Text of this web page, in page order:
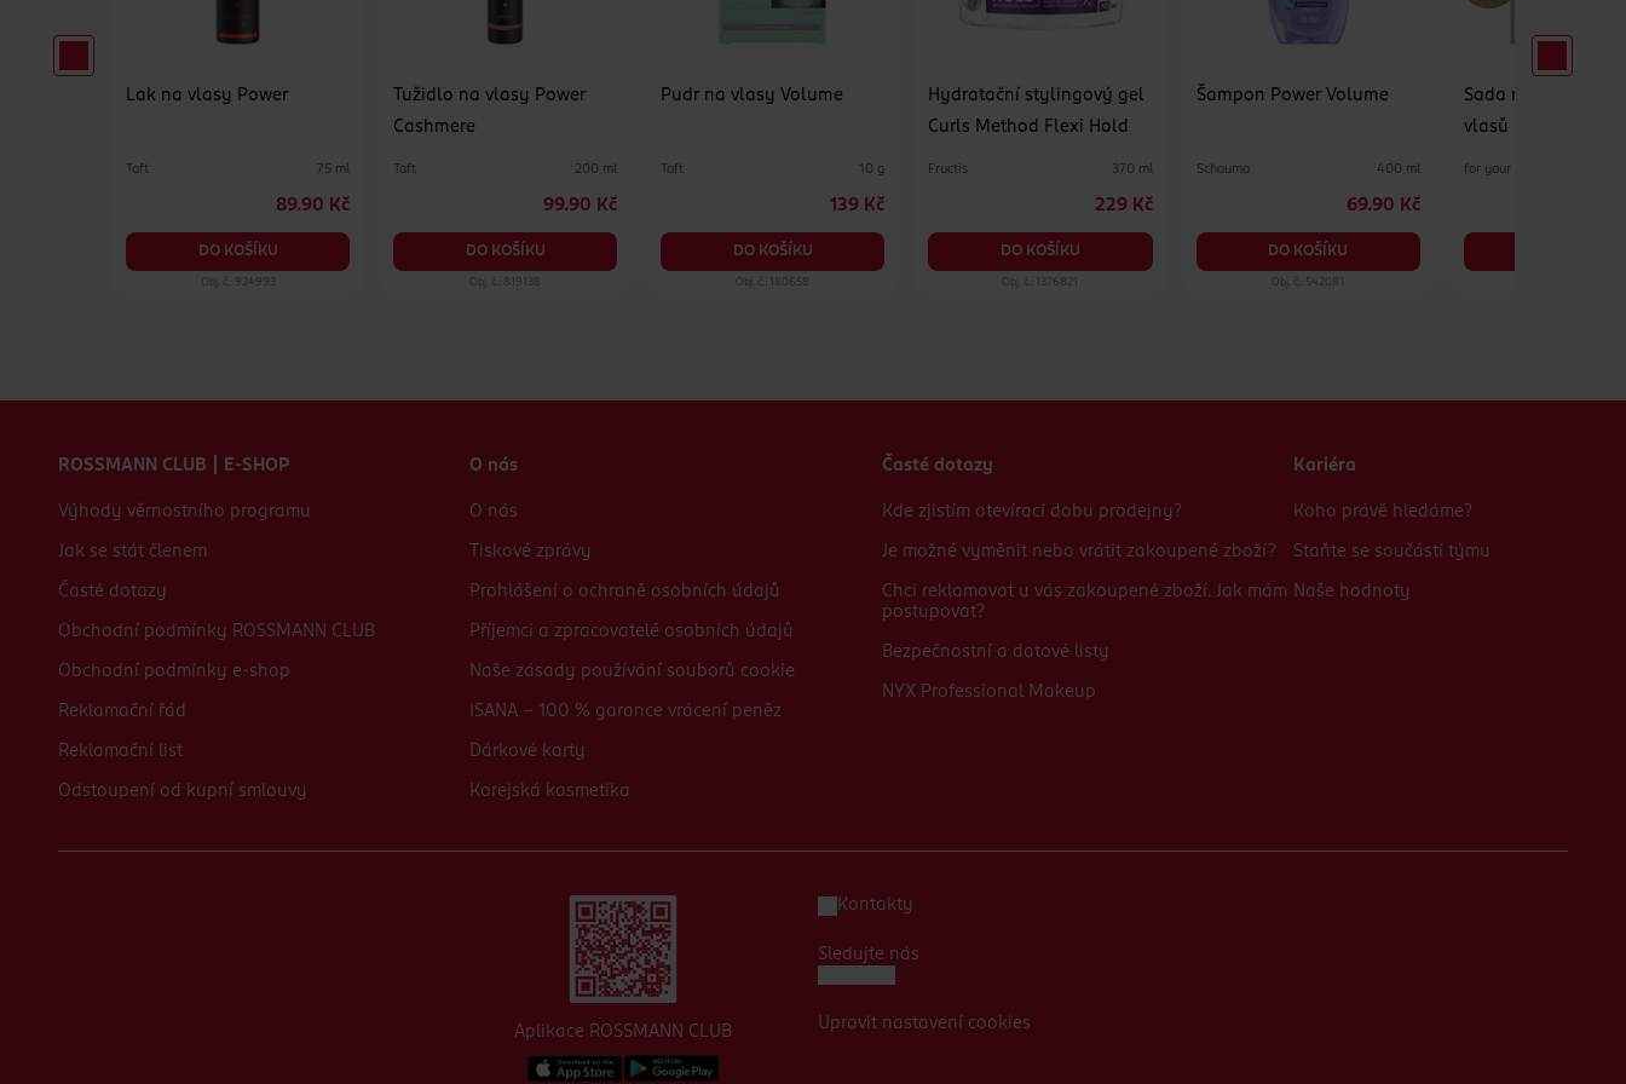
Lak na vlasy Power
Taft 75 ml
89.90 Kč
DO KOŠÍKU
Obj. č.: 924993
Tužidlo na vlasy Power
Cashmere
Taft 200 ml
99.90 Kč
DO KOŠÍKU
Obj. č.: 819138
Pudr na vlasy Volume
Taft 10 g
139 Kč
DO KOŠÍKU
Obj. č.: 180658
Hydratační stylingový gel
Curls Method Flexi Hold
Fructis 370 ml
229 Kč
DO KOŠÍKU
Obj. č.: 1376821
Šampon Power Volume
Schauma 400 ml
69.90 Kč
DO KOŠÍKU
Obj. č.: 542081
Sada na tvorbu
vlasů
for your Beauty
ROSSMANN CLUB | E-SHOP
Výhody věrnostního programu
Jak se stát členem
Časté dotazy
Obchodní podmínky ROSSMANN CLUB
Obchodní podmínky e-shop
Reklamační řád
Reklamační list
Odstoupení od kupní smlouvy
O nás
O nás
Tiskové zprávy
Prohlášení o ochraně osobních údajů
Příjemci a zpracovatelé osobních údajů
Naše zásady používání souborů cookie
ISANA - 100 % garance vrácení peněz
Dárkové karty
Korejská kosmetika
Časté dotazy
Kde zjistím otevírací dobu prodejny?
Je možné vyměnit nebo vrátit zakoupené zboží?
Chci reklamovat u vás zakoupené zboží. Jak mám
postupovat?
Bezpečnostní a datové listy
NYX Professional Makeup
Kariéra
Koho právě hledáme?
Staňte se součástí týmu
Naše hodnoty
Aplikace ROSSMANN CLUB
Kontakty
Sledujte nás
Upravit nastavení cookies